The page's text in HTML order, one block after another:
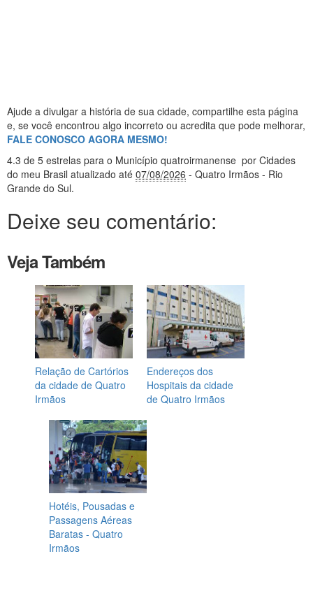
Ajude a divulgar a história de sua cidade, compartilhe esta página
e, se você encontrou algo incorreto ou acredita que pode melhorar,
FALE CONOSCO AGORA MESMO!
4.3 de 5 estrelas para o Município quatroirmanense por Cidades
do meu Brasil atualizado até 07/08/2026 - Quatro Irmãos - Rio
Grande do Sul.
Deixe seu comentário:
Veja Também
Relação de Cartórios
da cidade de Quatro
Irmãos
Endereços dos
Hospitais da cidade
de Quatro Irmãos
Hotéis, Pousadas e
Passagens Aéreas
Baratas - Quatro
Irmãos